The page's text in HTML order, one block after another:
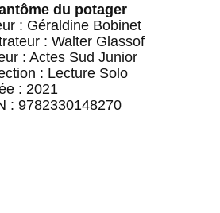
du potager
: Géraldine Bobinet
: Walter Glassof
: Actes Sud Junior
: Lecture Solo
: 2021
: 9782330148270